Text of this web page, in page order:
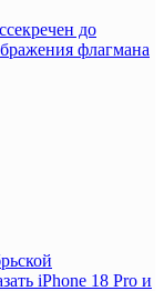
до
флагмана
iPhone 18 Pro и